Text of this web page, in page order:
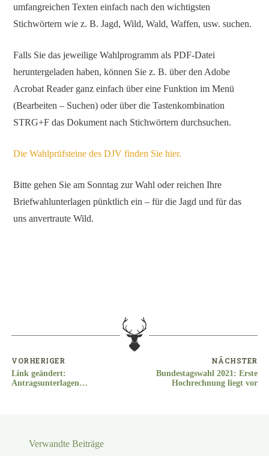
umfangreichen Texten einfach nach den wichtigsten
Stichwörtern wie z. B. Jagd, Wild, Wald, Waffen, usw. suchen.
Falls Sie das jeweilige Wahlprogramm als PDF-Datei
heruntergeladen haben, können Sie z. B. über den Adobe
Acrobat Reader ganz einfach über eine Funktion im Menü
(Bearbeiten – Suchen) oder über die Tastenkombination
STRG+F das Dokument nach Stichwörtern durchsuchen.
Die Wahlprüfsteine des DJV finden Sie hier.
Bitte gehen Sie am Sonntag zur Wahl oder reichen Ihre
Briefwahlunterlagen pünktlich ein – für die Jagd und für das
uns anvertraute Wild.
VORHERIGER
Link geändert:
Antragsunterlagen
NÄCHSTER
Bundestagswahl 2021: Erste
Hochrechnung liegt vor
Verwandte Beiträge